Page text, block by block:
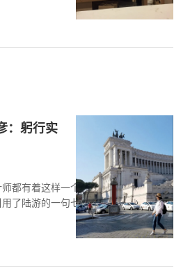
：躬行实
都有着这样一个特点，那就是强调实
用了陆游的一句七绝诗…